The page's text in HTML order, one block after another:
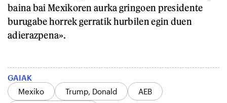
baina bai Mexikoren aurka gringoen presidente
burugabe horrek gerratik hurbilen egin duen
adierazpena».
GAIAK
Mexiko
Trump, Donald AEB